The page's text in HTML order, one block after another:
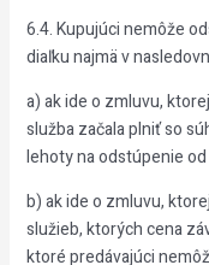
6.4. Kupujúci nemôže
diaľku najmä v
a) ak ide o zmluvu,
služba začala plniť so
lehoty na odstúpenie
b) ak ide o zmluvu,
služieb, ktorých cena
ktoré predávajúci